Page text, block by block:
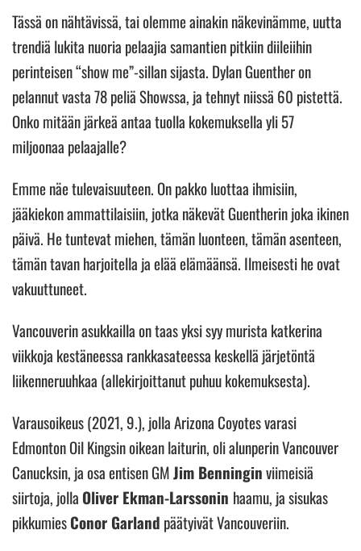
Tässä on nähtävissä, tai olemme ainakin näkevinämme, uutta
trendiä lukita nuoria pelaajia samantien pitkiin diileiihin
perinteisen “show me”-sillan sijasta. Dylan Guenther on
pelannut vasta 78 peliä Showssa, ja tehnyt niissä 60 pistettä.
Onko mitään järkeä antaa tuolla kokemuksella yli 57
miljoonaa pelaajalle?
Emme näe tulevaisuuteen. On pakko luottaa ihmisiin,
jääkiekon ammattilaisiin, jotka näkevät Guentherin joka ikinen
päivä. He tuntevat miehen, tämän luonteen, tämän asenteen,
tämän tavan harjoitella ja elää elämäänsä. Ilmeisesti he ovat
vakuuttuneet.
Vancouverin asukkailla on taas yksi syy murista katkerina
viikkoja kestäneessa rankkasateessa keskellä järjetöntä
liikenneruuhkaa (allekirjoittanut puhuu kokemuksesta).
Varausoikeus (2021, 9.), jolla Arizona Coyotes varasi
Edmonton Oil Kingsin oikean laiturin, oli alunperin Vancouver
Canucksin, ja osa entisen GMJim Benninginviimeisiä
siirtoja, jolla Oliver Ekman-Larssonin haamu, ja sisukas
pikkumiesConor Garland päätyivät Vancouveriin.